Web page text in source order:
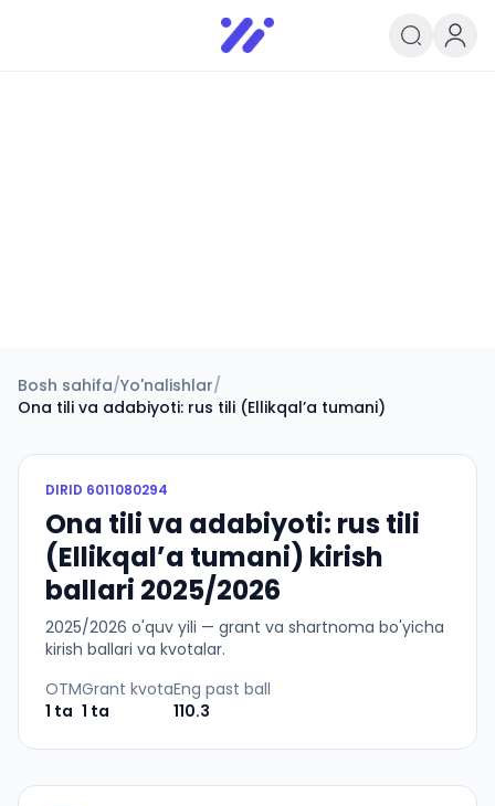
Infoedu
Ta&#039;lim xabarlari va
Bosh sahifa/Yo'nalishlar/
Ona tili va adabiyoti: rus tili (Ellikqalʼa tumani)
DIRID 6011080294
Ona tili va adabiyoti: rus tili
(Ellikqalʼa tumani) kirish
ballari 2025/2026
2025/2026 o'quv yili — grant va shartnoma bo'yicha
kirish ballari va kvotalar.
OTM
1 ta
Grant kvota
1 ta
Eng past ball
110.3